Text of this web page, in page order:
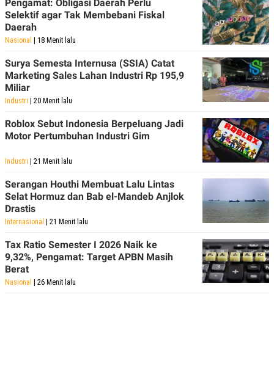
Pengamat: Obligasi Daerah Perlu
Selektif agar Tak Membebani Fiskal
Daerah
Nasional | 18 Menit lalu
Surya Semesta Internusa (SSIA) Catat
Marketing Sales Lahan Industri Rp 195,9
Miliar
Industri | 20 Menit lalu
Roblox Sebut Indonesia Berpeluang Jadi
Motor Pertumbuhan Industri Gim
Industri | 21 Menit lalu
Serangan Houthi Membuat Lalu Lintas
Selat Hormuz dan Bab el-Mandeb Anjlok
Drastis
Internasional | 21 Menit lalu
Tax Ratio Semester I 2026 Naik ke
9,32%, Pengamat: Target APBN Masih
Berat
Nasional | 26 Menit lalu